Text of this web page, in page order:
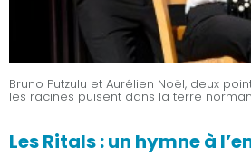
Bruno Putzulu et Aurélien Noël, deux
les racines puisent dans la terre
Les Ritals : un hymne à